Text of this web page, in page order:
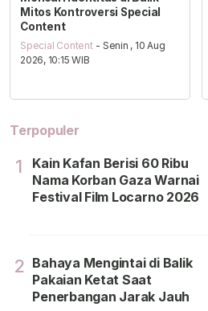
Mitos Kontroversi Special
Content
Special Content - Senin , 10 Aug
2026, 10:15 WIB
Terpopuler
1
Kain Kafan Berisi 60 Ribu
Nama Korban Gaza Warnai
Festival Film Locarno 2026
2 Bahaya Mengintai di Balik
Pakaian Ketat Saat
Penerbangan Jarak Jauh